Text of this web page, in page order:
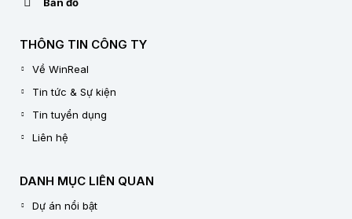
THÔNG TIN CÔNG TY
Về WinReal
Tin tức & Sự kiện
Tin tuyển dụng
Liên hệ
DANH MỤC LIÊN QUAN
Dự án nổi bật